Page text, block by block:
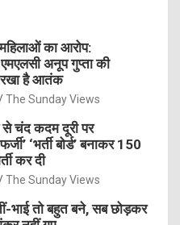
का आरोप:
अनूप गुप्ता की
रखा है आतंक
The Sunday Views
चंद कदम दूरी पर
‘भर्ती बोर्ड’ बनाकर 150
कर दी
The Sunday Views
भाई तो बहुत बने, सब छोड़कर